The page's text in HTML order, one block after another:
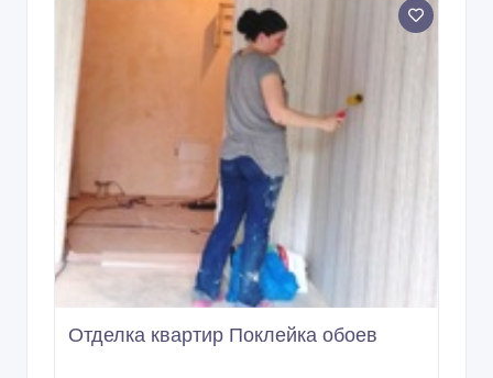
Отделка квартир Поклейка обоев